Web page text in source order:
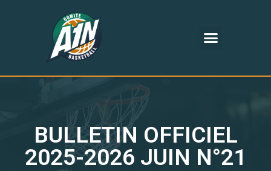
BULLETIN OFFICIEL
2025-2026 JUIN N°21